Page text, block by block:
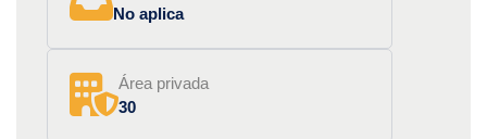
No aplica
Área privada
30